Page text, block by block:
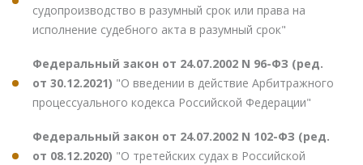
судопроизводство в разумный срок или права на
исполнение судебного акта в разумный срок"
Федеральный закон от 24.07.2002 N 96-ФЗ (ред.
от 30.12.2021) "О введении в действие Арбитражного
процессуального кодекса Российской Федерации"
Федеральный закон от 24.07.2002 N 102-ФЗ (ред.
от 08.12.2020) "О третейских судах в Российской